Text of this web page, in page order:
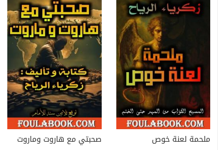
ملحمة لعنة خوص صحبتي مع هاروت وماروت